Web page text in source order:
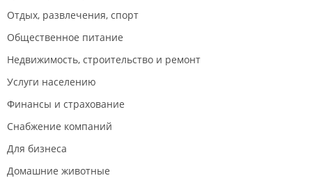
Отдых, развлечения, спорт
Общественное питание
Недвижимость, строительство и ремонт
Услуги населению
Финансы и страхование
Снабжение компаний
Для бизнеса
Домашние животные